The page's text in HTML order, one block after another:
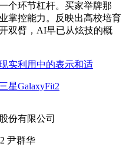
个环节杠杆。买家举牌那
掌控能力。反映出高校培育
双臂，AI早已从炫技的概
实利用中的表示和适
星GalaxyFit2
尹群华